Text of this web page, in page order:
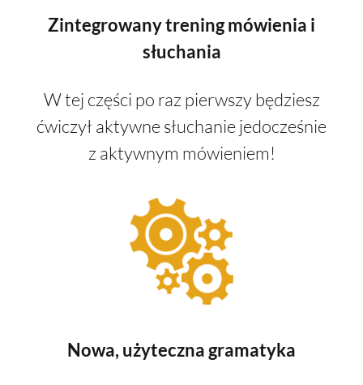
Zintegrowany trening mówienia i
słuchania
W tej części po raz pierwszy będziesz
ćwiczył aktywne słuchanie jedocześnie
z aktywnym mówieniem!
Nowa, użyteczna gramatyka